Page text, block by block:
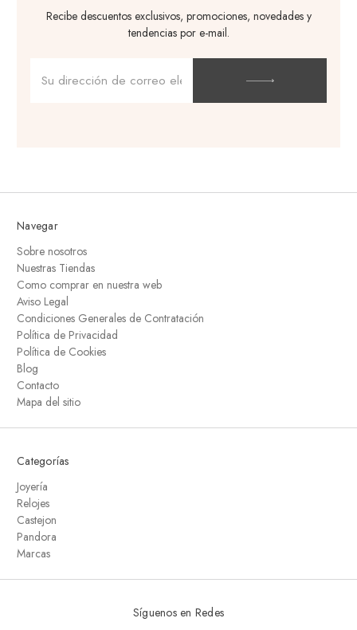
Recibe descuentos exclusivos, promociones, novedades y
tendencias por e-mail.
de
correo
Navegar
Sobre nosotros
Nuestras Tiendas
Como comprar en nuestra web
Aviso Legal
Condiciones Generales de Contratación
Política de Privacidad
Política de Cookies
Blog
Contacto
Mapa del sitio
Categorías
Joyería
Relojes
Castejon
Pandora
Marcas
Síguenos en Redes